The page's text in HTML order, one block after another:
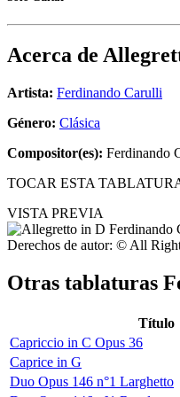
Acerca de
Artista: Ferdinando Carulli
Género: Clásica
Compositor(es): Ferdinando
TOCAR ESTA
VISTA PREVIA
Derechos de autor: © All
Otras tablaturas
Título
Capriccio in C Opus 36
Caprice in G
Duo Opus 146 n°1 Larghetto